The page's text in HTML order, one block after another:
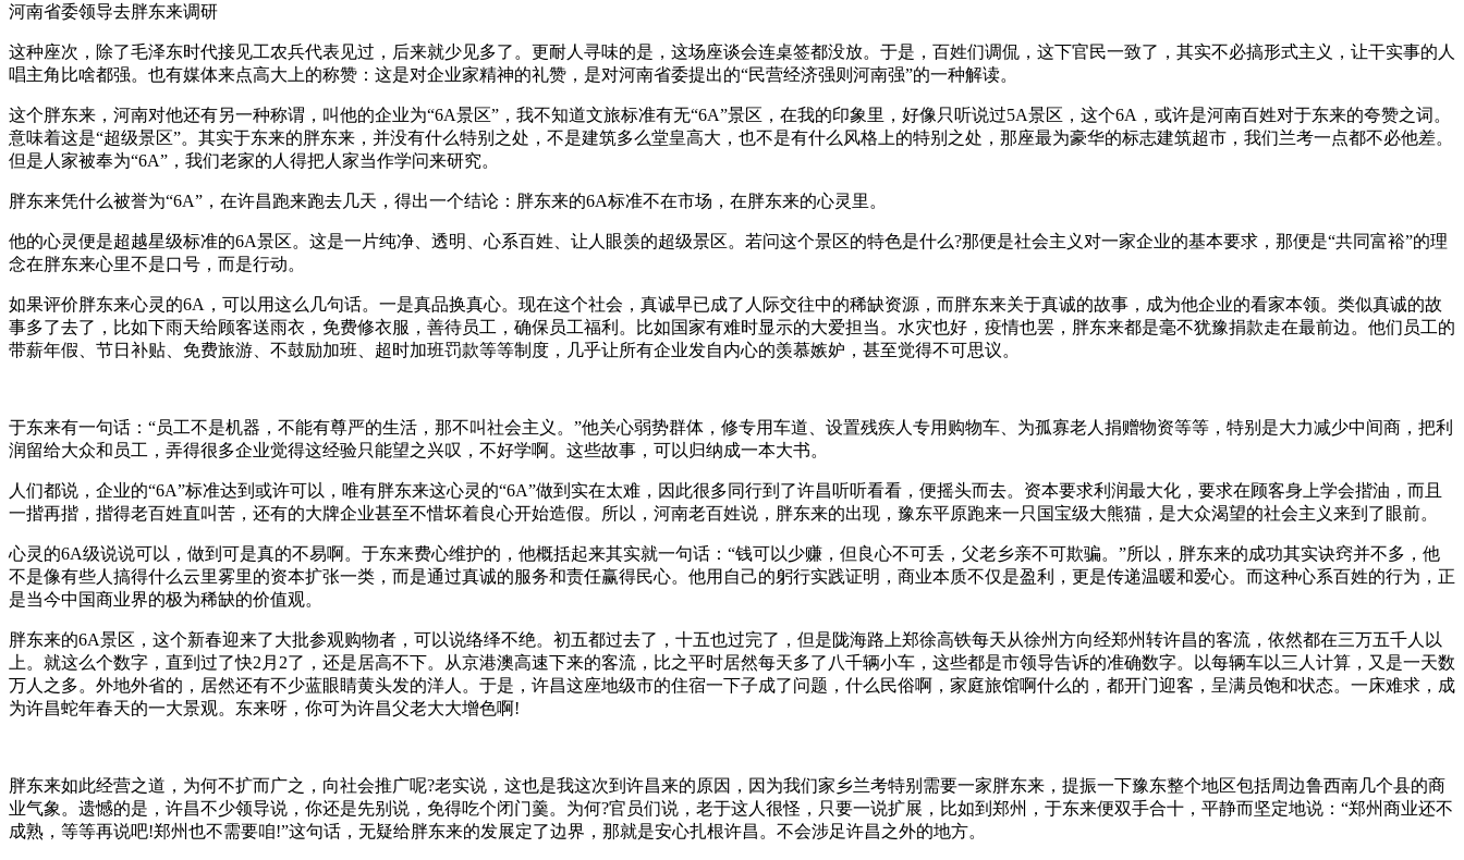
河南省委领导去胖东来调研
这种座次，除了毛泽东时代接见工农兵代表见过，后来就少见多了。更耐人寻味的是，这场座谈会连桌签都没放。于是，百姓们调侃，这下官民一致了，其实不必搞形式主义，让干实事的人
唱主角比啥都强。也有媒体来点高大上的称赞：这是对企业家精神的礼赞，是对河南省委提出的“民营经济强则河南强”的一种解读。
这个胖东来，河南对他还有另一种称谓，叫他的企业为“6A景区”，我不知道文旅标准有无“6A”景区，在我的印象里，好像只听说过5A景区，这个6A，或许是河南百姓对于东来的夸赞之词。
意味着这是“超级景区”。其实于东来的胖东来，并没有什么特别之处，不是建筑多么堂皇高大，也不是有什么风格上的特别之处，那座最为豪华的标志建筑超市，我们兰考一点都不必他差。
但是人家被奉为“6A”，我们老家的人得把人家当作学问来研究。
胖东来凭什么被誉为“6A”，在许昌跑来跑去几天，得出一个结论：胖东来的6A标准不在市场，在胖东来的心灵里。
他的心灵便是超越星级标准的6A景区。这是一片纯净、透明、心系百姓、让人眼羡的超级景区。若问这个景区的特色是什么?那便是社会主义对一家企业的基本要求，那便是“共同富裕”的理
念在胖东来心里不是口号，而是行动。
如果评价胖东来心灵的6A，可以用这么几句话。一是真品换真心。现在这个社会，真诚早已成了人际交往中的稀缺资源，而胖东来关于真诚的故事，成为他企业的看家本领。类似真诚的故
事多了去了，比如下雨天给顾客送雨衣，免费修衣服，善待员工，确保员工福利。比如国家有难时显示的大爱担当。水灾也好，疫情也罢，胖东来都是毫不犹豫捐款走在最前边。他们员工的
带薪年假、节日补贴、免费旅游、不鼓励加班、超时加班罚款等等制度，几乎让所有企业发自内心的羡慕嫉妒，甚至觉得不可思议。
于东来有一句话：“员工不是机器，不能有尊严的生活，那不叫社会主义。”他关心弱势群体，修专用车道、设置残疾人专用购物车、为孤寡老人捐赠物资等等，特别是大力减少中间商，把利
润留给大众和员工，弄得很多企业觉得这经验只能望之兴叹，不好学啊。这些故事，可以归纳成一本大书。
人们都说，企业的“6A”标准达到或许可以，唯有胖东来这心灵的“6A”做到实在太难，因此很多同行到了许昌听听看看，便摇头而去。资本要求利润最大化，要求在顾客身上学会揩油，而且
一揩再揩，揩得老百姓直叫苦，还有的大牌企业甚至不惜坏着良心开始造假。所以，河南老百姓说，胖东来的出现，豫东平原跑来一只国宝级大熊猫，是大众渴望的社会主义来到了眼前。
心灵的6A级说说可以，做到可是真的不易啊。于东来费心维护的，他概括起来其实就一句话：“钱可以少赚，但良心不可丢，父老乡亲不可欺骗。”所以，胖东来的成功其实诀窍并不多，他
不是像有些人搞得什么云里雾里的资本扩张一类，而是通过真诚的服务和责任赢得民心。他用自己的躬行实践证明，商业本质不仅是盈利，更是传递温暖和爱心。而这种心系百姓的行为，正
是当今中国商业界的极为稀缺的价值观。
胖东来的6A景区，这个新春迎来了大批参观购物者，可以说络绎不绝。初五都过去了，十五也过完了，但是陇海路上郑徐高铁每天从徐州方向经郑州转许昌的客流，依然都在三万五千人以
上。就这么个数字，直到过了快2月2了，还是居高不下。从京港澳高速下来的客流，比之平时居然每天多了八千辆小车，这些都是市领导告诉的准确数字。以每辆车以三人计算，又是一天数
万人之多。外地外省的，居然还有不少蓝眼睛黄头发的洋人。于是，许昌这座地级市的住宿一下子成了问题，什么民俗啊，家庭旅馆啊什么的，都开门迎客，呈满员饱和状态。一床难求，成
为许昌蛇年春天的一大景观。东来呀，你可为许昌父老大大增色啊!
胖东来如此经营之道，为何不扩而广之，向社会推广呢?老实说，这也是我这次到许昌来的原因，因为我们家乡兰考特别需要一家胖东来，提振一下豫东整个地区包括周边鲁西南几个县的商
业气象。遗憾的是，许昌不少领导说，你还是先别说，免得吃个闭门羹。为何?官员们说，老于这人很怪，只要一说扩展，比如到郑州，于东来便双手合十，平静而坚定地说：“郑州商业还不
成熟，等等再说吧!郑州也不需要咱!”这句话，无疑给胖东来的发展定了边界，那就是安心扎根许昌。不会涉足许昌之外的地方。